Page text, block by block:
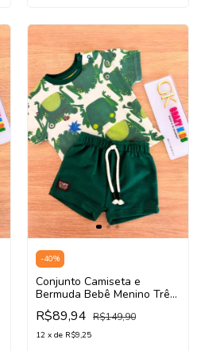
-40%
Conjunto Camiseta e
Bermuda Bebê Menino Três
e Já 62435 (Verde/Off
White)
R$89,94 R$149,90
12 x de R$9,25